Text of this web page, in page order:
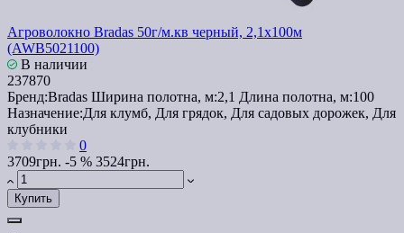
Агроволокно Bradas 50г/м.кв черный, 2,1х100м
(AWB5021100)
В наличии
237870
Бренд:Bradas Ширина полотна, м:2,1 Длина полотна, м:100
Назначение:Для клумб, Для грядок, Для садовых дорожек, Для
клубники
0
3709грн. -5 % 3524грн.
Купить